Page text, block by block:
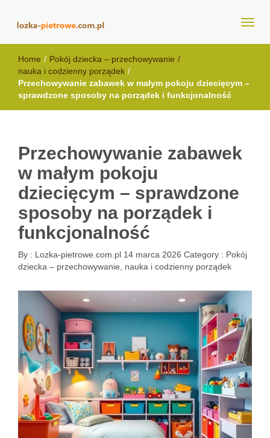
lozka-pietrowe.com.pl
Home / Pokój dziecka – przechowywanie /
nauka i codzienny porządek /
Przechowywanie zabawek w małym pokoju dziecięcym –
sprawdzone sposoby na porządek i funkcjonalność
Przechowywanie zabawek
w małym pokoju
dziecięcym – sprawdzone
sposoby na porządek i
funkcjonalność
By : Lozka-pietrowe.com.pl 14 marca 2026 Category : Pokój
dziecka – przechowywanie, nauka i codzienny porządek